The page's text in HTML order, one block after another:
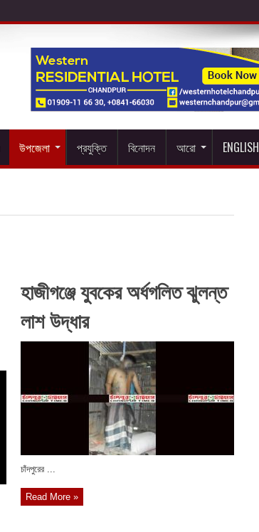
উপজেলা প্রযুক্তি বিনোদন আরো ENGLISH
হাজীগঞ্জে যুবকের অর্ধগলিত ঝুলন্ত
লাশ উদ্ধার
চাঁদপুরের ...
Read More »